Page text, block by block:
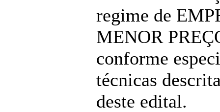
regime de
MENOR
conforme
técnicas
deste edital.